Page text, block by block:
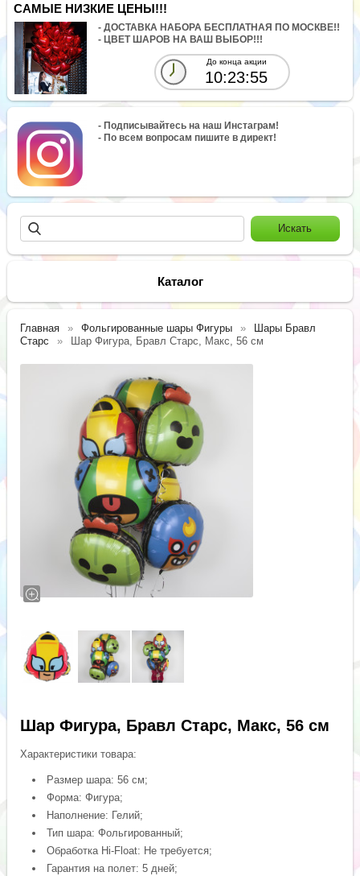
САМЫЕ НИЗКИЕ ЦЕНЫ!!!
- ДОСТАВКА НАБОРА БЕСПЛАТНАЯ ПО МОСКВЕ!!
- ЦВЕТ ШАРОВ НА ВАШ ВЫБОР!!!
До конца акции
10:23:55
- Подписывайтесь на наш Инстаграм!
- По всем вопросам пишите в директ!
Каталог
Главная Фольгированные шары Фигуры
Шары Бравл
Старс
Шар Фигура, Бравл Старс, Макс, 56 см
Шар Фигура, Бравл Старс, Макс, 56 см
Характеристики товара:
Размер шара: 56 см;
Форма: Фигура;
Наполнение: Гелий;
Тип шара: Фольгированный;
Обработка Hi-Float: Не требуется;
Гарантия на полет: 5 дней;